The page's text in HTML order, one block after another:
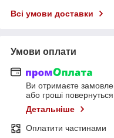
Всі умови доставки
Умови оплати
Ви отримаєте
або гроші
Детальніше
Оплатити частинами